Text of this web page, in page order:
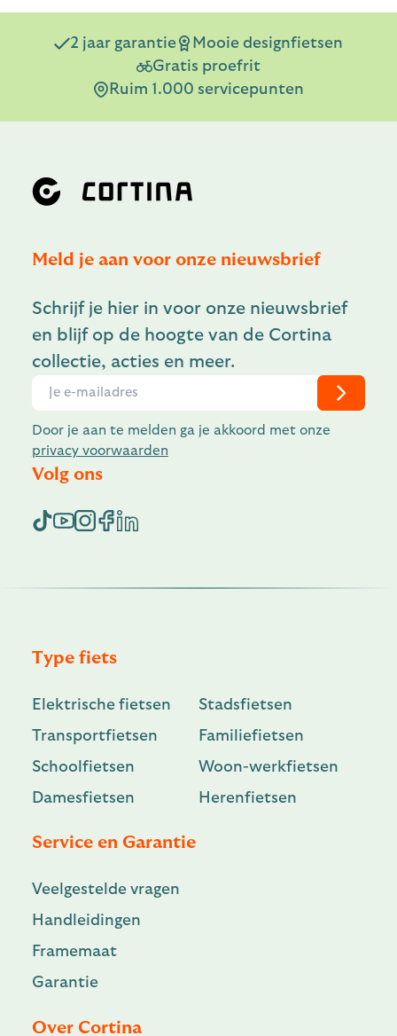
2 jaar garantie
Mooie designfietsen
Gratis proefrit
Ruim 1.000 servicepunten
Meld je aan voor onze nieuwsbrief
Schrijf je hier in voor onze nieuwsbrief
en blijf op de hoogte van de Cortina
collectie, acties en meer.
Door je aan te melden ga je akkoord met onze
privacy voorwaarden
Volg ons
Type fiets
Elektrische fietsen
Stadsfietsen
Transportfietsen
Familiefietsen
Schoolfietsen
Woon-werkfietsen
Damesfietsen
Herenfietsen
Service en Garantie
Veelgestelde vragen
Handleidingen
Framemaat
Garantie
Over Cortina